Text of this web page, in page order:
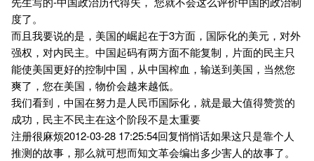
度了。
而且我要说的是，美国的崛起在于3方面，国际化的美元，对外
强权，对内民主。中国起码有两方面不能复制，片面的民主只
能使美国更好的控制中国，从中国榨血，输送到美国，当然您
爽了，您在美国，物价会越来越低。
我们看到，中国在努力是人民币国际化，就是最大值得赞赏的
成功，民主不民主在这个阶段不是太重要
注册很麻烦2012-03-28 17:25:54回复悄悄话如果这只是靠个人
推测的故事，那么就可想而知文革会编出多少害人的故事了。